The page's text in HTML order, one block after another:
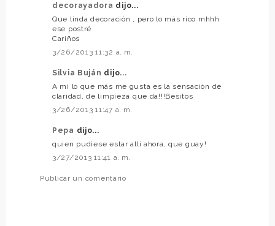
decorayadora dijo...
Que linda decoración , pero lo más rico mhhh
ese postré
Cariños
3/26/2013 11:32 a. m.
Silvia Buján dijo...
A mi lo que más me gusta es la sensación de
claridad, de limpieza que da!!!Besitos
3/26/2013 11:47 a. m.
Pepa dijo...
quien pudiese estar alli ahora, que guay!
3/27/2013 11:41 a. m.
Publicar un comentario